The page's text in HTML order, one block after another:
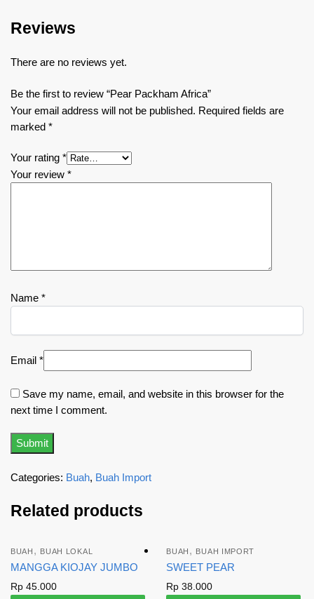
Reviews
There are no reviews yet.
Be the first to review “Pear Packham Africa”
Your email address will not be published. Required fields are
marked *
Your rating *
Your review *
Name *
Email *
Save my name, email, and website in this browser for the
next time I comment.
Categories: Buah, Buah Import
Related products
BUAH , BUAH LOKAL
MANGGA KIOJAY JUMBO
Rp 45.000
BUAH , BUAH IMPORT
SWEET PEAR
Rp 38.000